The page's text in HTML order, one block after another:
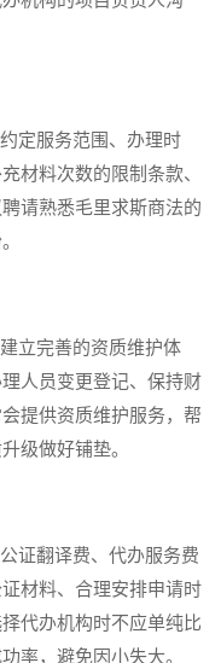
定服务范围、办理时
材料次数的限制条款、
请熟悉毛里求斯商法的
立完善的资质维护体
人员变更登记、保持财
提供资质维护服务，帮
级做好铺垫。
证翻译费、代办服务费
材料、合理安排申请时
代办机构时不应单纯比
率，避免因小失大。